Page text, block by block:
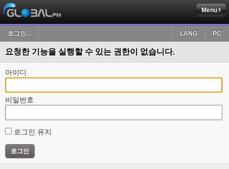
Menu
로그인... PC
LANG
요청한 기능을 실행할 수 있는 권한이 없습니다.
아이디
비밀번호
로그인 유지